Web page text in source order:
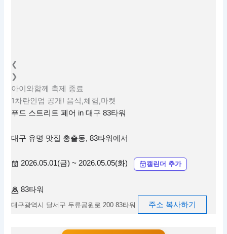
❮
❯
아이와함께
축제
종료
1차란인업 공개! 음식,체험,마켓
푸드 스트리트 페어 in 대구 83타워
대구 유명 맛집 총출동, 83타워에서
2026.05.01(금) ~ 2026.05.05(화) 캘린더 추가
83타워
대구광역시 달서구 두류공원로 200 83타워 주소 복사하기